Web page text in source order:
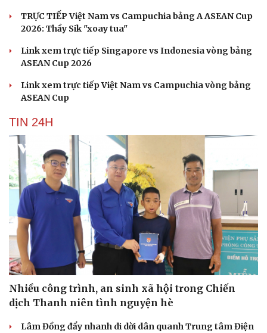
TRỰC TIẾP Việt Nam vs Campuchia bảng A ASEAN Cup
2026: Thầy Sik "xoay tua"
Link xem trực tiếp Singapore vs Indonesia vòng bảng
ASEAN Cup 2026
Link xem trực tiếp Việt Nam vs Campuchia vòng bảng
ASEAN Cup
TIN 24H
Nhiều công trình, an sinh xã hội trong Chiến
dịch Thanh niên tình nguyện hè
Lâm Đồng đẩy nhanh di dời dân quanh Trung tâm Điện